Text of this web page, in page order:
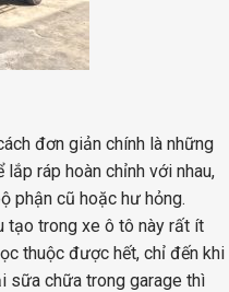
đơn giản chính là những
ráp hoàn chỉnh với nhau,
phận cũ hoặc hư hỏng.
tạo trong xe ô tô này rất ít
thuộc được hết, chỉ đến khi
sữa chữa trong garage thì